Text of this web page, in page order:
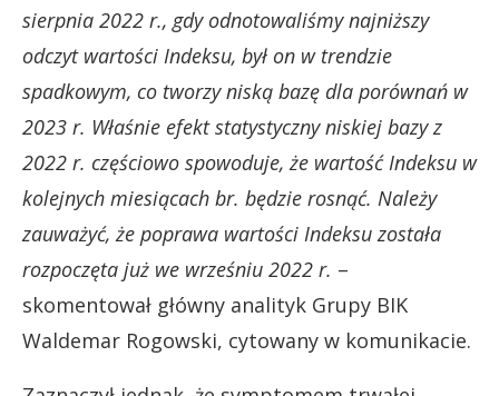
sierpnia 2022 r., gdy odnotowaliśmy najniższy
odczyt wartości Indeksu, był on w trendzie
spadkowym, co tworzy niską bazę dla porównań w
2023 r. Właśnie efekt statystyczny niskiej bazy z
2022 r. częściowo spowoduje, że wartość Indeksu w
kolejnych miesiącach br. będzie rosnąć. Należy
zauważyć, że poprawa wartości Indeksu została
rozpoczęta już we wrześniu 2022 r. –
skomentował główny analityk Grupy BIK
Waldemar Rogowski, cytowany w komunikacie.